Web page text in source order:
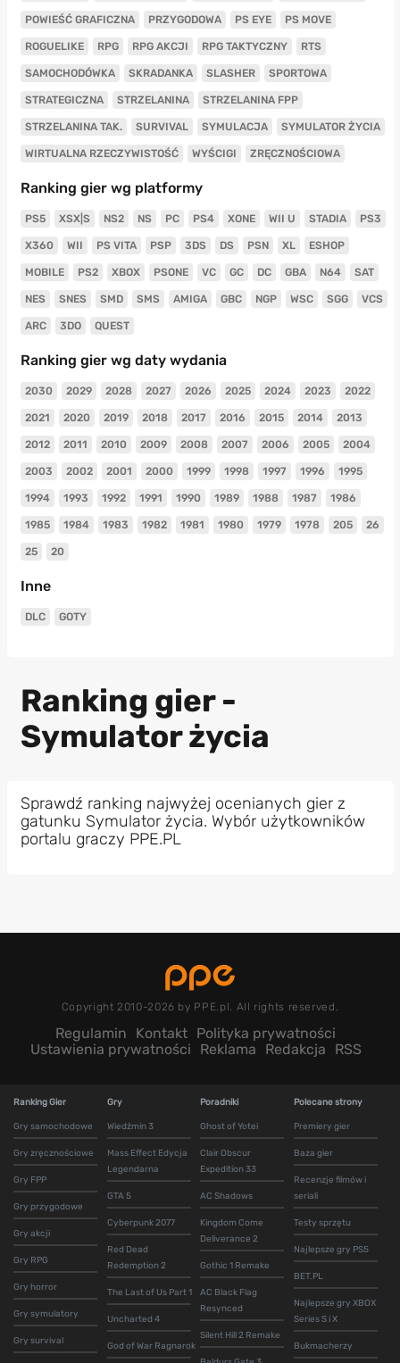
POWIEŚĆ GRAFICZNA PRZYGODOWA PS EYE PS MOVE
ROGUELIKE RPG RPG AKCJI RPG TAKTYCZNY RTS
SAMOCHODÓWKA SKRADANKA SLASHER SPORTOWA
STRATEGICZNA STRZELANINA STRZELANINA FPP
STRZELANINA TAK. SURVIVAL SYMULACJA SYMULATOR ŻYCIA
WIRTUALNA RZECZYWISTOŚĆ WYŚCIGI ZRĘCZNOŚCIOWA
Ranking gier wg platformy
PS5 XSX|S NS2 NS PC PS4 XONE WII U STADIA PS3
X360 WII PS VITA PSP 3DS DS PSN XL ESHOP
MOBILE PS2 XBOX PSONE VC GC DC GBA N64 SAT
NES SNES SMD SMS AMIGA GBC NGP WSC SGG VCS
ARC 3DO QUEST
Ranking gier wg daty wydania
2030 2029 2028 2027 2026 2025 2024 2023 2022
2021 2020 2019 2018 2017 2016 2015 2014 2013
2012 2011 2010 2009 2008 2007 2006 2005 2004
2003 2002 2001 2000 1999 1998 1997 1996 1995
1994 1993 1992 1991 1990 1989 1988 1987 1986
1985 1984 1983 1982 1981 1980 1979 1978 205 26
25 20
Inne
DLC GOTY
Ranking gier -
Symulator życia
Sprawdź ranking najwyżej ocenianych gier z
gatunku Symulator życia. Wybór użytkowników
portalu graczy PPE.PL
Copyright 2010-2026 by PPE.pl. All rights reserved.
Regulamin Kontakt Polityka prywatności
Ustawienia prywatności
Reklama Redakcja RSS
Ranking Gier
Gry samochodowe
Gry zręcznościowe
Gry FPP
Gry przygodowe
Gry akcji
Gry RPG
Gry horror
Gry symulatory
Gry survival
Gry
Wiedźmin 3
Mass Effect Edycja
Legendarna
GTA 5
Cyberpunk 2077
Red Dead
Redemption 2
The Last of Us Part 1
Uncharted 4
God of War Ragnarok
Poradniki
Ghost of Yotei
Clair Obscur
Expedition 33
AC Shadows
Kingdom Come
Deliverance 2
Gothic 1 Remake
AC Black Flag
Resynced
Silent Hill 2 Remake
Polecane strony
Premiery gier
Baza gier
Recenzje filmów i
seriali
Testy sprzętu
Najlepsze gry PS5
BET.PL
Najlepsze gry XBOX
Series S i X
Bukmacherzy